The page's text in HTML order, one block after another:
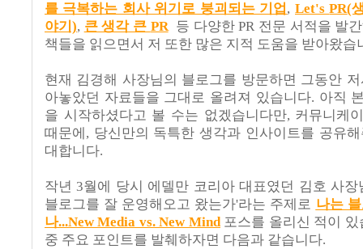
를 극복하는 회사 위기로 붕괴되는 기업 , Let'sPR(
야기), 큰 생각 큰 PR등 다양한 PR 전문 서적을 발
책들을 읽으면서 저 또한 많은 지적 도움을 받아왔
현재 김경해 사장님의 블로그를 방문하면 그동안
아놓았던 자료들을 그대로 올려져 있습니다. 아직
을 시작하셨다고 볼 수는 없겠습니다만, 커뮤니케
때문에, 당신만의 독특한 생각과 인사이트를 공유
대합니다.
작년 3월에 당시 에델만 코리아 대표였던 김호 사
블로그를 잘 운영해오고 왔는가'라는 주제로 나는
나...New Media vs. New Mind포스를 올리신 적이 있
중 주요 포인트를 발췌하자면 다음과 같습니다.